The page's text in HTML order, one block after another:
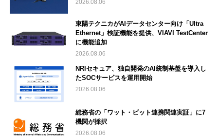
2026.08.06
東陽テクニカがAIデータセンター向け「Ultra
Ethernet」検証機能を提供、VIAVI TestCenter
に機能追加
2026.08.06
NRIセキュア、独自開発のAI統制基盤を導入し
たSOCサービスを運用開始
2026.08.06
総務省の「ワット・ビット連携関連実証」に7
機関が採択
2026.08.06